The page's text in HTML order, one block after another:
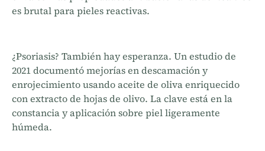
es brutal para pieles reactivas.
¿Psoriasis? También hay esperanza. Un estudio de
2021 documentó mejorías en descamación y
enrojecimiento usando aceite de oliva enriquecido
con extracto de hojas de olivo. La clave está en la
constancia y aplicación sobre piel ligeramente
húmeda.